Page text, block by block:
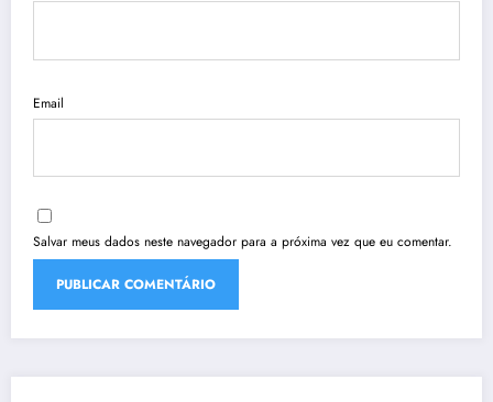
Email
Salvar meus dados neste navegador para a próxima vez que eu comentar.